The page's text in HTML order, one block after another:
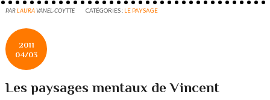
PARLAURAVANEL-COYTTE CATÉGORIES : LE PAYSAGE
2011
04/03
Les paysages mentaux de Vincent